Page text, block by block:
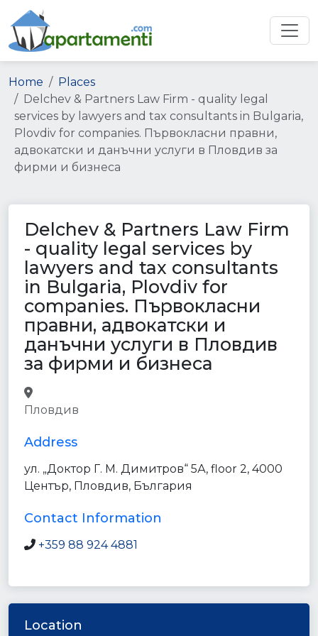
Home
Places
Delchev & Partners Law Firm - quality legal
services by lawyers and tax consultants in Bulgaria,
Plovdiv for companies. Първокласни правни,
адвокатски и данъчни услуги в Пловдив за
фирми и бизнеса
Delchev & Partners Law Firm
- quality legal services by
lawyers and tax consultants
in Bulgaria, Plovdiv for
companies. Първокласни
правни, адвокатски и
данъчни услуги в Пловдив
за фирми и бизнеса
Пловдив
Address
ул. „Доктор Г. М. Димитров“ 5А, floor 2, 4000
Център, Пловдив, България
Contact Information
+359 88 924 4881
Location